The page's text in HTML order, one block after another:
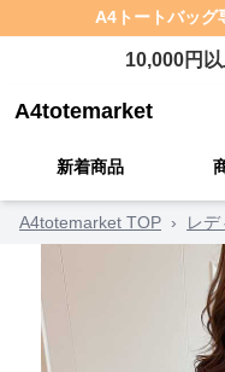
A4トートバッグ
10,000円
A4totemarket
新着商品
A4totemarket TOP › レ